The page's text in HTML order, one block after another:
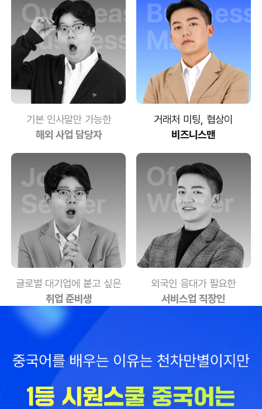
기본 인사말만 가능한
해외 사업 담당자
거래처 미팅, 협상이
비즈니스맨
글로벌 대기업에 붙고 싶은
취업 준비생
외국인 응대가 필요한
서비스업 직장인